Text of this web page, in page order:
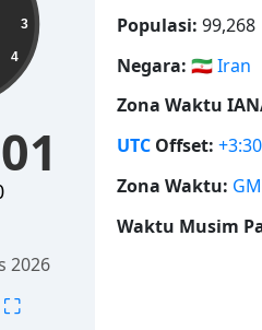
3
4
2026
⛶
Populasi: 99,268
Negara: 🇮🇷Iran
Zona Waktu
UTC Offset: +3:30
Zona Waktu:
Waktu Musim